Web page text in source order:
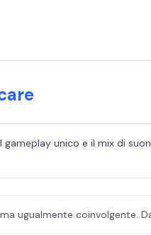
unico e il mix di
ugualmente coinvolgente.